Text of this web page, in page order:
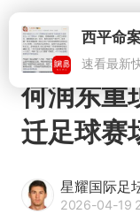
速看最新
何润东重
迁足球赛
星耀国际足
2026-04-19